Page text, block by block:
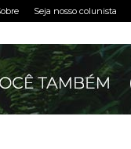
Seja nosso colunista